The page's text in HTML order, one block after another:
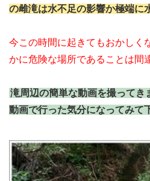
の雌滝は水不足の影響か極端に
今この時間に起きてもおかしく
かに危険な場所であることは間
滝周辺の簡単な動画を撮ってき
動画で行った気分になってみて